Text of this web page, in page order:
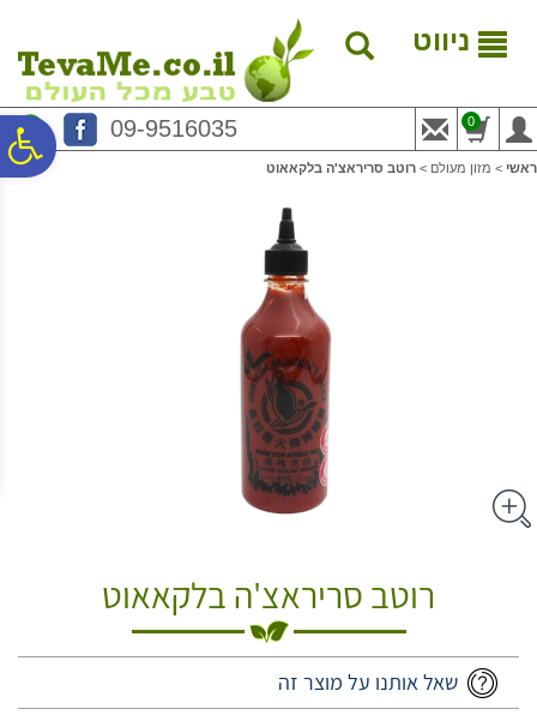
נגישות
המרכזי
ניווט
09-9516035 0
ראשי > מזון מעולם > רוטב סריראצ'ה בלקאאוט
רוטב סריראצ'ה בלקאאוט
שאל אותנו על מוצר זה